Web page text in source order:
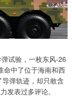
试验，一枚东风-26
命中了位于海南和西
弹轨迹，却只敢含
发表过多评论。